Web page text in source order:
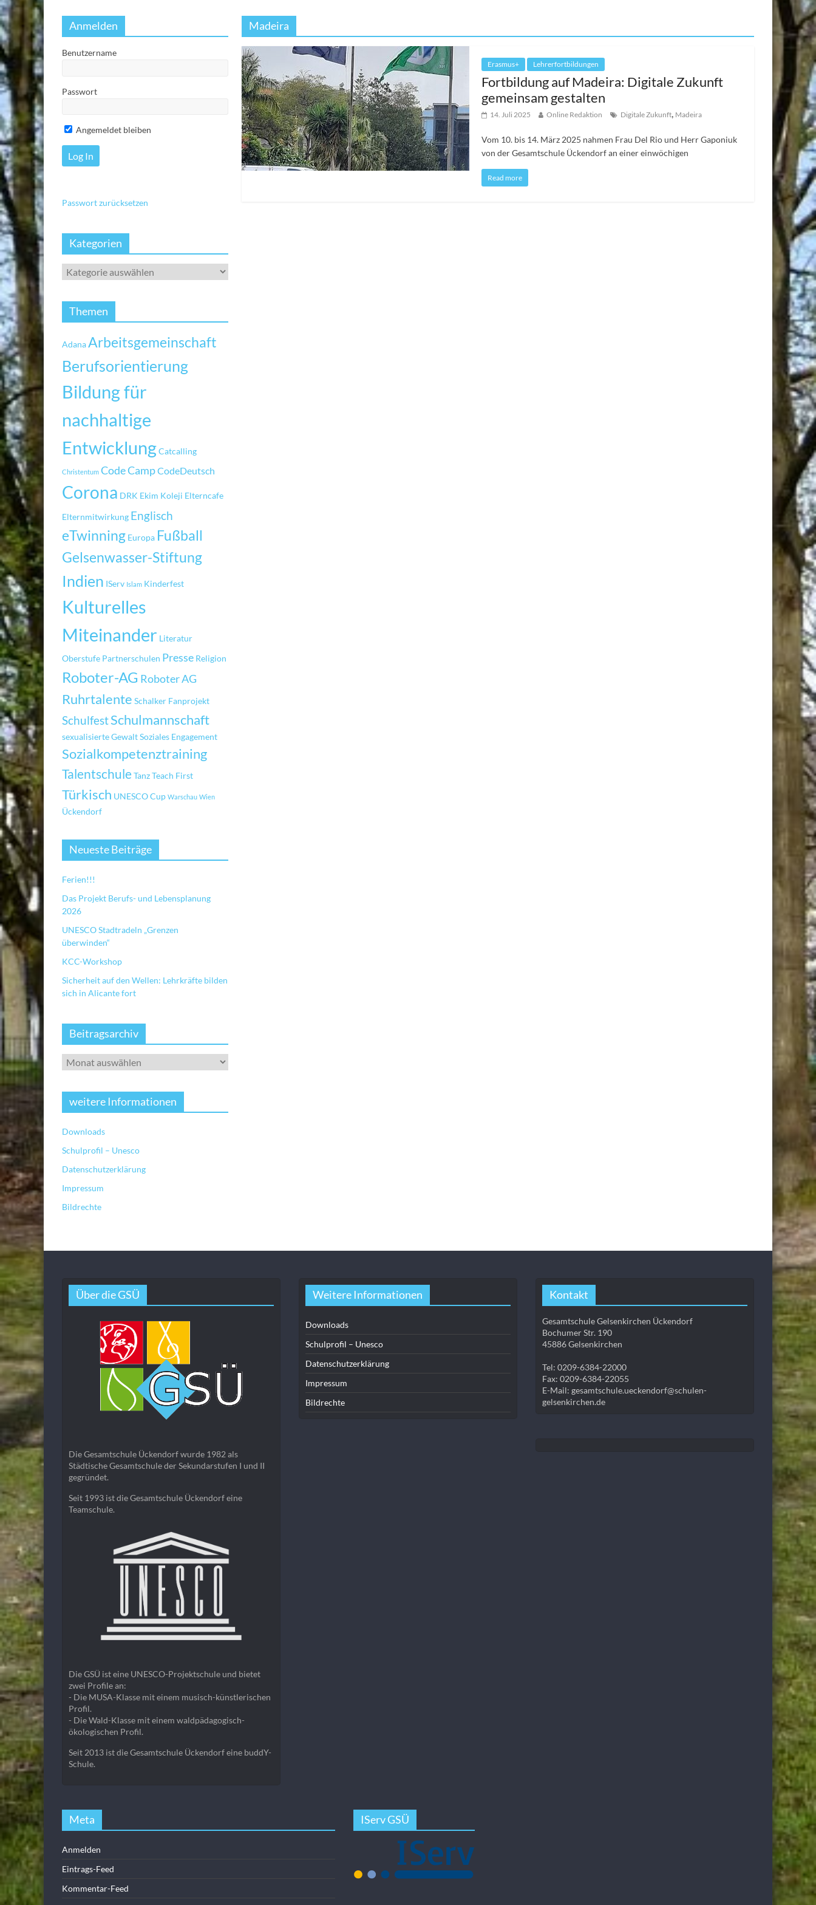
Madeira
Erasmus+ Lehrerfortbildungen
Fortbildung auf Madeira: Digitale Zukunft
gemeinsam gestalten
14. Juli 2025 Online Redaktion Digitale Zukunft, Madeira
Vom 10. bis 14. März 2025 nahmen Frau Del Rio und Herr Gaponiuk
von der Gesamtschule Ückendorf an einer einwöchigen
Read more
Anmelden
Benutzername
Passwort
Angemeldet bleiben
Passwort zurücksetzen
Kategorien
Themen
AdanaArbeitsgemeinschaft
Berufsorientierung
Bildung für
nachhaltige
EntwicklungCatcalling
Christentum Code CampCodeDeutsch
Corona DRK Ekim Koleji Elterncafe
Elternmitwirkung Englisch
eTwinning Europa Fußball
Gelsenwasser-Stiftung
Indien IServ Islam Kinderfest
Kulturelles
Miteinander Literatur
Oberstufe Partnerschulen Presse Religion
Roboter-AG Roboter AG
Ruhrtalente Schalker Fanprojekt
SchulfestSchulmannschaft
sexualisierte GewaltSoziales Engagement
Sozialkompetenztraining
TalentschuleTanzTeach First
Türkisch UNESCO Cup Warschau Wien
Ückendorf
Neueste Beiträge
Ferien!!!
Das Projekt Berufs- und Lebensplanung
2026
UNESCO Stadtradeln „Grenzen
überwinden“
KCC-Workshop
Sicherheit auf den Wellen: Lehrkräfte bilden
sich in Alicante fort
Beitragsarchiv
weitere Informationen
Downloads
Schulprofil – Unesco
Datenschutzerklärung
Impressum
Bildrechte
Über die GSÜ
Die Gesamtschule Ückendorf wurde 1982 als
Städtische Gesamtschule der Sekundarstufen I und II
gegründet.
Seit 1993 ist die Gesamtschule Ückendorf eine
Teamschule.
Die GSÜ ist eine UNESCO-Projektschule und bietet
zwei Profile an:
- Die MUSA-Klasse mit einem musisch-künstlerischen
Profil.
- Die Wald-Klasse mit einem waldpädagogisch-
ökologischen Profil.
Seit 2013 ist die Gesamtschule Ückendorf eine buddY-
Schule.
Weitere Informationen
Downloads
Schulprofil – Unesco
Datenschutzerklärung
Impressum
Bildrechte
Kontakt
Gesamtschule Gelsenkirchen Ückendorf
Bochumer Str. 190
45886 Gelsenkirchen
Tel: 0209-6384-22000
Fax: 0209-6384-22055
E-Mail: gesamtschule.ueckendorf@schulen-
gelsenkirchen.de
Meta
Anmelden
Eintrags-Feed
Kommentar-Feed
IServ GSÜ